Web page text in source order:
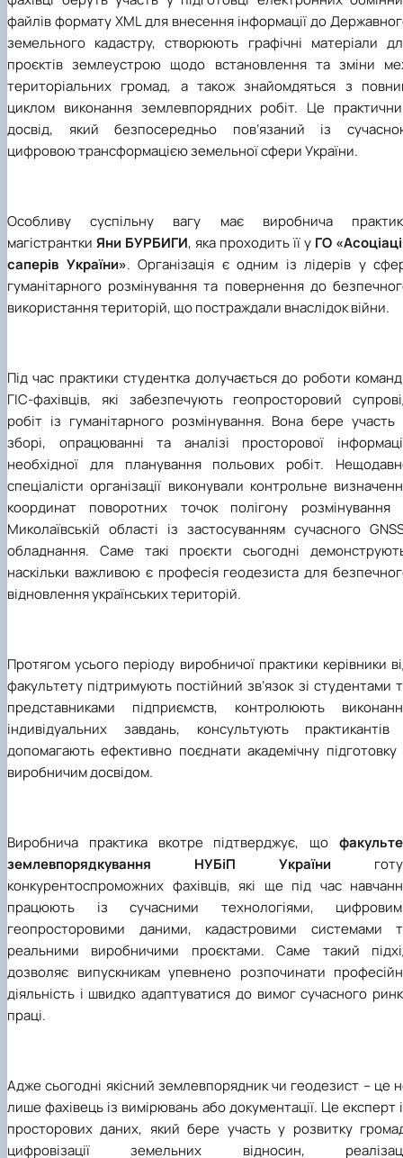
файлів формату XML для внесення інформації до
земельного кадастру, створюють графічні матеріали
проєктів землеустрою щодо встановлення та зміни
територіальних громад, а також знайомдяться з
циклом виконання землевпорядних робіт. Це
досвід, який безпосередньо пов’язаний із
цифровою трансформацією земельної сфери України.
Особливу суспільну вагу має виробнича
магістрантки Яни БУРБИГИ, яка проходить її у ГО
саперів України». Організація є одним із лідерів у
гуманітарного розмінування та повернення до
використання територій, що постраждали внаслідок війни.
Під час практики студентка долучається до роботи
ГІС-фахівців, які забезпечують геопросторовий
робіт із гуманітарного розмінування. Вона бере участь
зборі, опрацюванні та аналізі просторової
необхідної для планування польових робіт.
спеціалісти організації виконували контрольне
координат поворотних точок полігону розмінування
Миколаївській області із застосуванням сучасного
обладнання. Саме такі проєкти сьогодні
наскільки важливою є професія геодезиста для
відновлення українських територій.
Протягом усього періоду виробничої практики керівники
факультету підтримують постійний зв’язок зі студентами
представниками підприємств, контролюють
індивідуальних завдань, консультують практикантів
допомагають ефективно поєднати академічну підготовку
виробничим досвідом.
Виробнича практика вкотре підтверджує, що
землевпорядкування НУБіП України
конкурентоспроможних фахівців, які ще під час
працюють із сучасними технологіями,
геопросторовими даними, кадастровими системами
реальними виробничими проєктами. Саме такий
дозволяє випускникам упевнено розпочинати
діяльність і швидко адаптуватися до вимог сучасного
праці.
Адже сьогодні якісний землевпорядник чи геодезист – це
лише фахівець із вимірювань або документації. Це експерт
просторових даних, який бере участь у розвитку
цифровізації земельних відносин,